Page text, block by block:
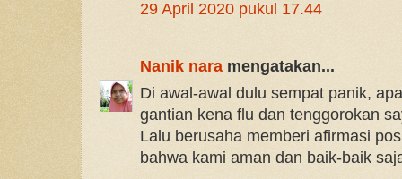
29 April 2020 pukul 17.44
Nanik naramengatakan...
Di awal-awal dulu sempat panik,
gantian kena flu dan tenggorokan
Lalu berusaha memberi afirmasi
bahwa kami aman dan baik-baik